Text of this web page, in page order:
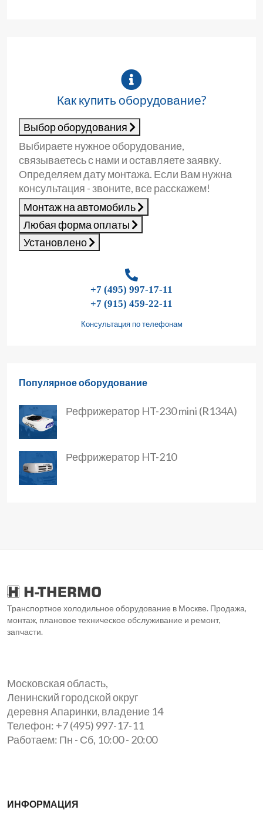
Как купить оборудование?
Выбор оборудования
Выбираете нужное оборудование,
связываетесь с нами и оставляете заявку.
Определяем дату монтажа. Если Вам нужна
консультация - звоните, все расскажем!
Монтаж на автомобиль
Любая форма оплаты
Установлено
+7 (495) 997-17-11
+7 (915) 459-22-11
Консультация по телефонам
Популярное оборудование
Рефрижератор HT-230 mini (R134A)
Рефрижератор HT-210
Транспортное холодильное оборудование в Москве. Продажа,
монтаж, плановое техническое обслуживание и ремонт,
запчасти.
Московская область,
Ленинский городской округ
деревня Апаринки, владение 14
Телефон: +7 (495) 997-17-11
Работаем: Пн - Сб, 10:00 - 20:00
ИНФОРМАЦИЯ